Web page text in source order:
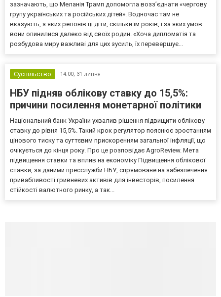
зазначають, що Меланія Трамп допомогла возз’єднати «чергову
групу українських та російських дітей». Водночас там не
вказують, з яких регіонів ці діти, скільки їм років, і за яких умов
вони опинилися далеко від своїх родин. «Хоча дипломатія та
розбудова миру важливі для цих зусиль, їх перевершує...
Суспільство 14:00, 31 липня
НБУ підняв облікову ставку до 15,5%:
причини посилення монетарної політики
Національний банк України ухвалив рішення підвищити облікову
ставку до рівня 15,5%. Такий крок регулятор пояснює зростанням
цінового тиску та суттєвим прискоренням загальної інфляції, що
очікується до кінця року. Про це розповідає AgroReview. Мета
підвищення ставки та вплив на економіку Підвищення облікової
ставки, за даними пресслужби НБУ, спрямоване на забезпечення
привабливості гривневих активів для інвесторів, посилення
стійкості валютного ринку, а так...